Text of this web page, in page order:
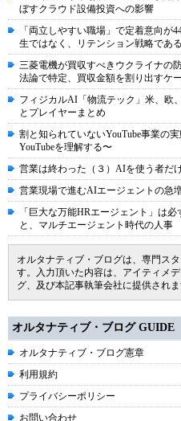
ぼすクラウド設備投資への影響
「両立しやすい職場」で定着意向が
生ではなく、リテンション戦略である
三菱電機が買収すべきウクライナの
法論で特定、買収金額を割り出すケ
フィジカルAI「物流テック」米、欧
とプレイヤーまとめ
割と知られていないYouTube事業の
YouTubeを理解する〜
営業は終わった（３）AIを使う者だ
営業現場で進むAIエージェントの急
「巨大な万能HRエージェント」は
と、マルチエージェント時代の人事
オルタナティブ・ブログは、専門ス
す。入力頂いた内容は、アイティメ
グ、及び本記事執筆会社に提供されま
オルタナティブ・ブログ GUIDE
オルタナティブ・ブログ憲章
利用規約
プライバシーポリシー
お問い合わせ